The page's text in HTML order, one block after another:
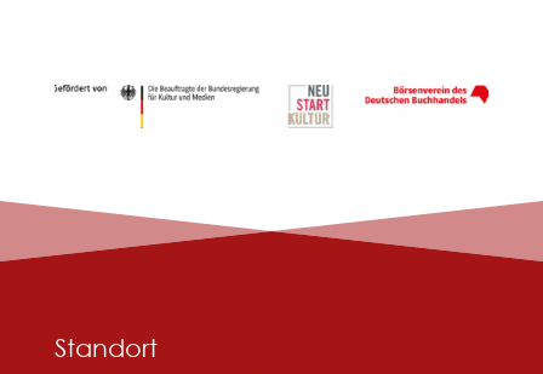
Standort